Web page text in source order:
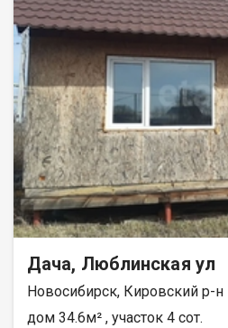
электрокотел, поэтому можно
температурах. К участку можно
Подробности по телефону,
недвижимость. Возможна продажа
пожалуйста, сообщите номер
Дача, Люблинская ул
Новосибирск, Кировский р-н
дом 34.6м² , участок 4 сот.